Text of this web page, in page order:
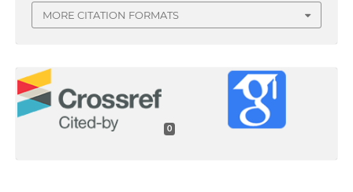
MORE CITATION FORMATS
0